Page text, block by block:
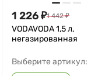
1 226₽1 442 ₽
VODAVODA 1,5 л,
негазированная
Выберите артикул: